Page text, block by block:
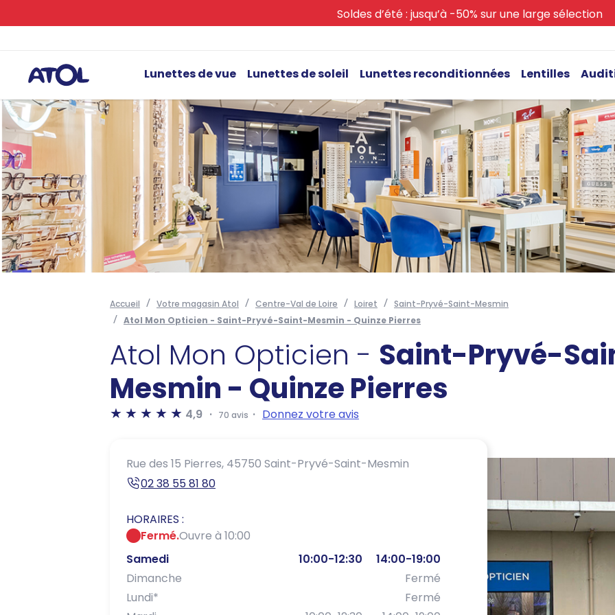
Soldes d’été : jusqu’à -50% sur une large sélection
Lunettes de vue Lunettes de soleil Lunettes reconditionnées Lentilles
Accueil Votre magasin Atol Centre-Val de Loire Loiret
Saint-Pryvé-Saint-Mesmin
Atol Mon Opticien - Saint-Pryvé-Saint-Mesmin - Quinze Pierres
Atol Mon Opticien - Saint-Pryvé-
Mesmin - Quinze Pierres
4,9 70 avis Donnez votre avis
Rue des 15 Pierres, 45750 Saint-Pryvé-Saint-Mesmin
02 38 55 81 80
HORAIRES :
Fermé.Ouvre à 10:00
Samedi
10:00-12:30
14:00-19:00
Dimanche
Fermé
Lundi*
Fermé